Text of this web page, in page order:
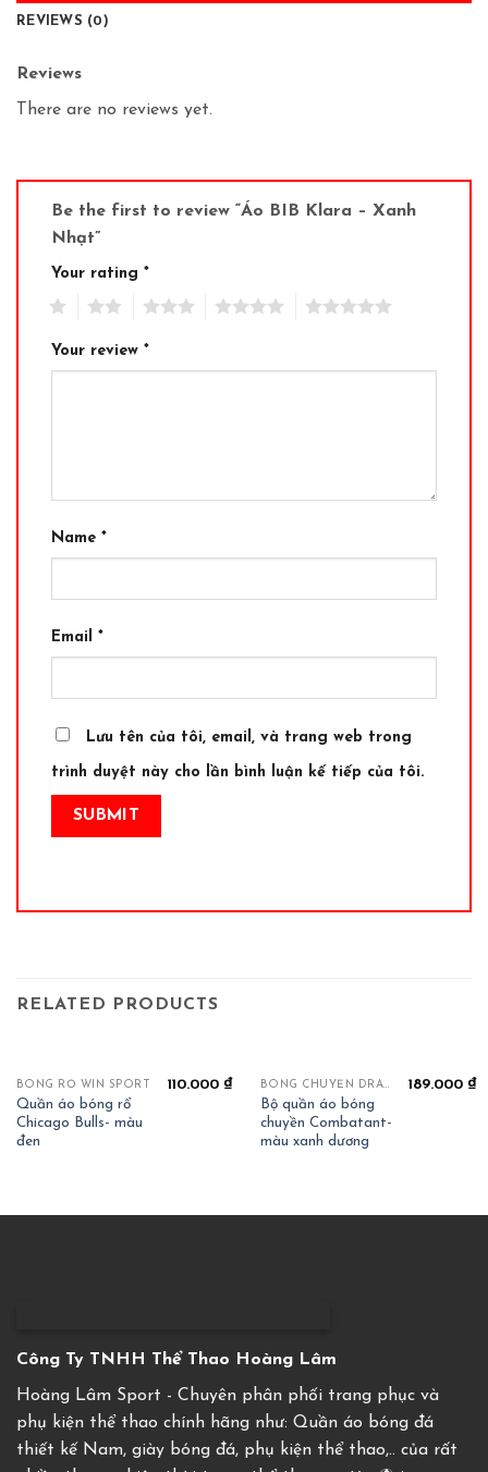
REVIEWS (0)
Reviews
There are no reviews yet.
Be the first to review “Áo BIB Klara – Xanh
Nhạt”
Your rating *
Your review *
Name *
Email *
Lưu tên của tôi, email, và trang web trong
trình duyệt này cho lần bình luận kế tiếp của tôi.
RELATED PRODUCTS
BÓNG RỔ WIN SPORT
Quần áo bóng rổ
Chicago Bulls- màu
đen
110.000₫ BÓNG CHUYỀN DRAHA COMBATTANT
Bộ quần áo bóng
chuyền Combatant-
màu xanh dương
189.000₫
Công Ty TNHH Thể Thao Hoàng Lâm
Hoàng Lâm Sport - Chuyên phân phối trang phục và
phụ kiện thể thao chính hãng như: Quần áo bóng đá
thiết kế Nam, giày bóng đá, phụ kiện thể thao,.. của rất